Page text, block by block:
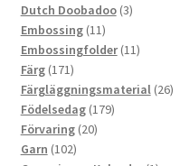
Dutch Doobadoo 33
Embossing 1111
produkter
Embossingfolder 1111
Färg 171171
produkter
Färgläggningsmaterial 2626
Födelsedag 179179
Förvaring 2020
Garn 102102